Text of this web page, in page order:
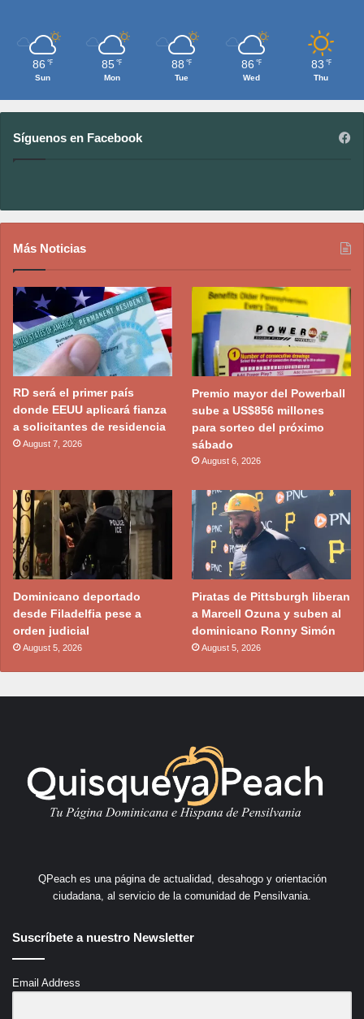
86 ℉
Sun
85 ℉
Mon
88 ℉
Tue
86 ℉
Wed
83 ℉
Thu
Síguenos en Facebook
Más Noticias
RD será el primer país
donde EEUU aplicará fianza
a solicitantes de residencia
August 7, 2026
Premio mayor del Powerball
sube a US$856 millones
para sorteo del próximo
sábado
August 6, 2026
Dominicano deportado
desde Filadelfia pese a
orden judicial
August 5, 2026
Piratas de Pittsburgh liberan
a Marcell Ozuna y suben al
dominicano Ronny Simón
August 5, 2026
QPeach es una página de actualidad, desahogo y orientación
ciudadana, al servicio de la comunidad de Pensilvania.
Suscríbete a nuestro Newsletter
Email Address